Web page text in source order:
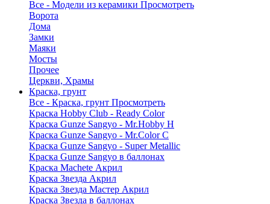
Все - Модели из керамики Просмотреть
Ворота
Дома
Замки
Маяки
Мосты
Прочее
Церкви, Храмы
Краска, грунт
Все - Краска, грунт Просмотреть
Краска Hobby Club - Ready Color
Краска Gunze Sangyo - Mr.Hobby H
Краска Gunze Sangyo - Mr.Color C
Краска Gunze Sangyo - Super Metallic
Краска Gunze Sangyo в баллонах
Краска Machete Акрил
Краска Звезда Акрил
Краска Звезда Мастер Акрил
Краска Звезда в баллонах